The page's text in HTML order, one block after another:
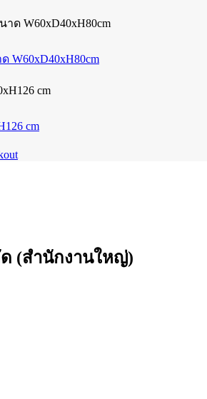
W60xD40xH80cm
cm
(สำนักงานใหญ่)